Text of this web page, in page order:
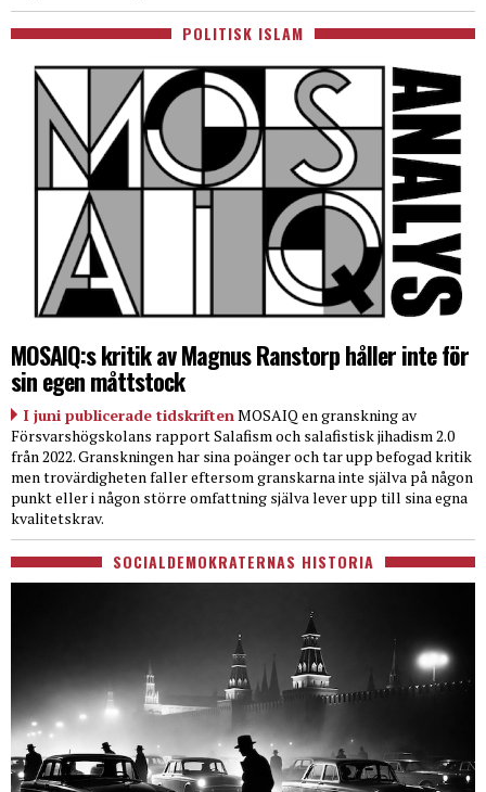
POLITISK ISLAM
MOSAIQ:s kritik av Magnus Ranstorp håller inte för
sin egen måttstock
I juni publicerade tidskriftenMOSAIQ en granskning av
Försvarshögskolans rapport Salafism och salafistisk jihadism 2.0
från 2022. Granskningen har sina poänger och tar upp befogad kritik
men trovärdigheten faller eftersom granskarna inte själva på någon
punkt eller i någon större omfattning själva lever upp till sina egna
kvalitetskrav.
SOCIALDEMOKRATERNAS HISTORIA